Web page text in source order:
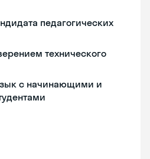
педагогических
технического
с начинающими и